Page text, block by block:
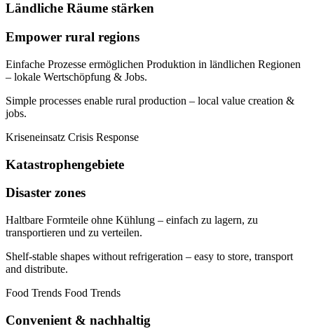
Ländliche Räume stärken
Empower rural regions
Einfache Prozesse ermöglichen Produktion in ländlichen Regionen
– lokale Wertschöpfung & Jobs.
Simple processes enable rural production – local value creation &
jobs.
Kriseneinsatz Crisis Response
Katastrophengebiete
Disaster zones
Haltbare Formteile ohne Kühlung – einfach zu lagern, zu
transportieren und zu verteilen.
Shelf-stable shapes without refrigeration – easy to store, transport
and distribute.
Food Trends Food Trends
Convenient & nachhaltig